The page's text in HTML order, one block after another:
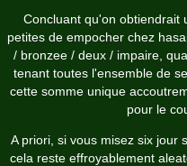
Concluant qu'on obtiendrait
petites de empocher chez
/ bronzee / deux / impaire,
tenant toutes l'ensemble de
cette somme unique
pour le
A priori, si vous misez six jour
cela reste effroyablement